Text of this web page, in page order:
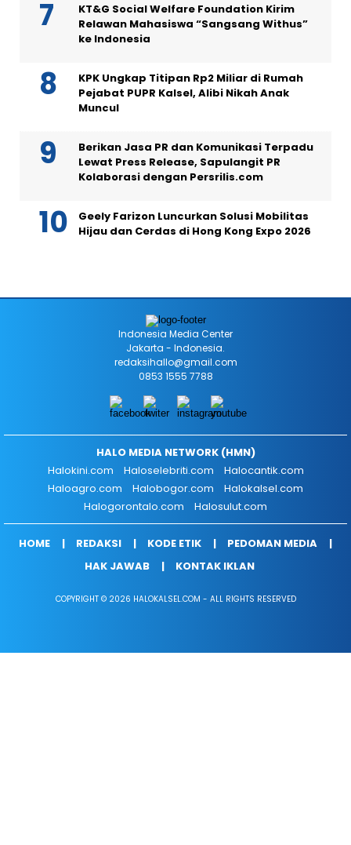
KT&G Social Welfare Foundation Kirim
Relawan Mahasiswa “Sangsang Withus”
ke Indonesia
KPK Ungkap Titipan Rp2 Miliar di Rumah
Pejabat PUPR Kalsel, Alibi Nikah Anak
Muncul
Berikan Jasa PR dan Komunikasi Terpadu
Lewat Press Release, Sapulangit PR
Kolaborasi dengan Persrilis.com
Geely Farizon Luncurkan Solusi Mobilitas
Hijau dan Cerdas di Hong Kong Expo 2026
Indonesia Media Center
Jakarta - Indonesia.
redaksihallo@gmail.com
0853 1555 7788
HALO MEDIA NETWORK (HMN)
Halokini.com
Haloselebriti.com
Halocantik.com
Haloagro.com
Halobogor.com
Halokalsel.com
Halogorontalo.com
Halosulut.com
HOME REDAKSI KODE ETIK
PEDOMAN MEDIA
HAK JAWAB
KONTAK IKLAN
COPYRIGHT © 2026 HALOKALSEL.COM - ALL RIGHTS RESERVED